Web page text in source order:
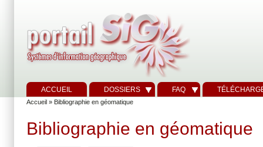
ACCUEIL DOSSIERS FAQ
Accueil » Bibliographie en géomatique
Bibliographie en géomatique